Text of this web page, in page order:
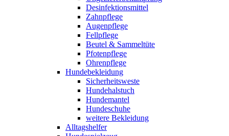
Desinfektionsmittel
Zahnpflege
Augenpflege
Fellpflege
Beutel & Sammeltüte
Pfotenpflege
Ohrenpflege
Hundebekleidung
Sicherheitsweste
Hundehalstuch
Hundemantel
Hundeschuhe
weitere Bekleidung
Alltagshelfer